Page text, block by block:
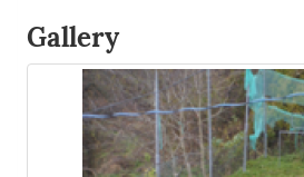
Gallery